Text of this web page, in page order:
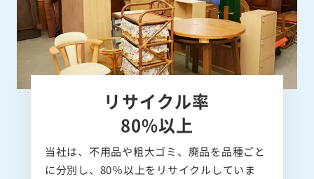
リサイクル率
80%以上
当社は、不用品や粗大ゴミ、廃品を品種ごと
に分別し、80％以上をリサイクルしていま